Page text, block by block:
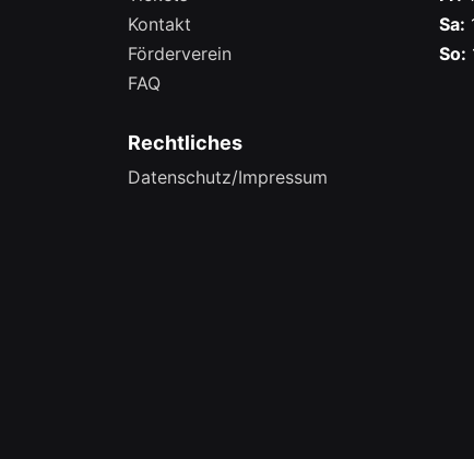
Kontakt
Förderverein
FAQ
Rechtliches
Datenschutz/Impressum
Sa:
So: